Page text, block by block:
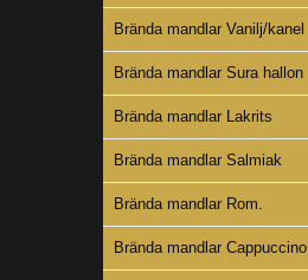
Brända mandlar Vanilj/kanel
Brända mandlar Sura hallon
Brända mandlar Lakrits
Brända mandlar Salmiak
Brända mandlar Rom.
Brända mandlar Cappuccino